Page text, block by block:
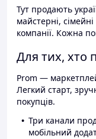
Тут продають
майстерні,
компанії. Кожна
Для тих, хто
Prom —
Легкий старт,
покупців.
Три канали
мобільний